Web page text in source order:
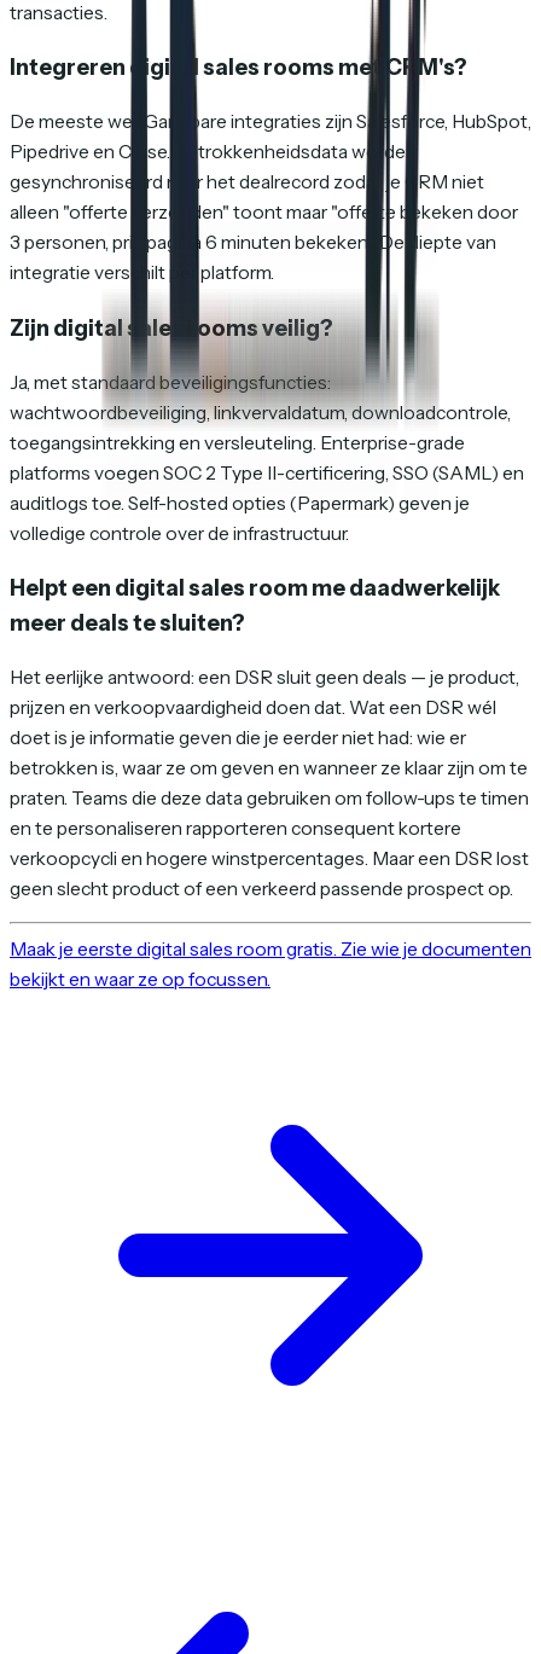
transacties.
Integreren digital sales rooms met CRM's?
De meeste wel. Gangbare integraties zijn Salesforce, HubSpot,
Pipedrive en Close. Betrokkenheidsdata worden
gesynchroniseerd naar het dealrecord zodat je CRM niet
alleen "offerte verzonden" toont maar "offerte bekeken door
3 personen, prijspagina 6 minuten bekeken." De diepte van
integratie verschilt per platform.
Zijn digital sales rooms veilig?
Ja, met standaard beveiligingsfuncties:
wachtwoordbeveiliging, linkvervaldatum, downloadcontrole,
toegangsintrekking en versleuteling. Enterprise-grade
platforms voegen SOC 2 Type II-certificering, SSO (SAML) en
auditlogs toe. Self-hosted opties (Papermark) geven je
volledige controle over de infrastructuur.
Helpt een digital sales room me daadwerkelijk
meer deals te sluiten?
Het eerlijke antwoord: een DSR sluit geen deals — je product,
prijzen en verkoopvaardigheid doen dat. Wat een DSR wél
doet is je informatie geven die je eerder niet had: wie er
betrokken is, waar ze om geven en wanneer ze klaar zijn om te
praten. Teams die deze data gebruiken om follow-ups te timen
en te personaliseren rapporteren consequent kortere
verkoopcycli en hogere winstpercentages. Maar een DSR lost
geen slecht product of een verkeerd passende prospect op.
Maak je eerste digital sales room gratis. Zie wie je documenten
bekijkt en waar ze op focussen.